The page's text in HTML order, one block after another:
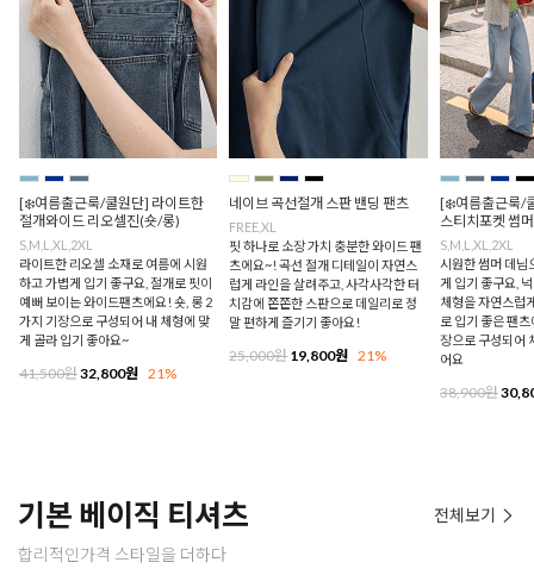
[❄️여름출근룩/쿨원단] 라이트한
절개와이드 리오셀진(숏/롱)
S,M,L,XL,2XL
라이트한 리오셀 소재로 여름에 시원
하고 가볍게 입기 좋구요, 절개로 핏이
예뻐 보이는 와이드팬츠에요! 숏, 롱 2
가지 기장으로 구성되어 내 체형에 맞
게 골라 입기 좋아요~
41,500원32,800원 21%
네이브 곡선절개 스판 밴딩 팬츠
FREE,XL
핏 하나로 소장 가치 충분한 와이드 팬
츠에요~! 곡선 절개 디테일이 자연스
럽게 라인을 살려주고, 사각사각한 터
치감에 쫀쫀한 스판으로 데일리로 정
말 편하게 즐기기 좋아요!
25,000원19,800원 21%
[❄️여름출근룩/
스티치포켓 썸
S,M,L,XL,2XL
시원한 썸머 데님
게 입기 좋구요,
체형을 자연스럽
로 입기 좋은 팬
장으로 구성되어
어요
38,900원
기본 베이직 티셔츠
합리적인가격 스타일을 더하다
전체보기